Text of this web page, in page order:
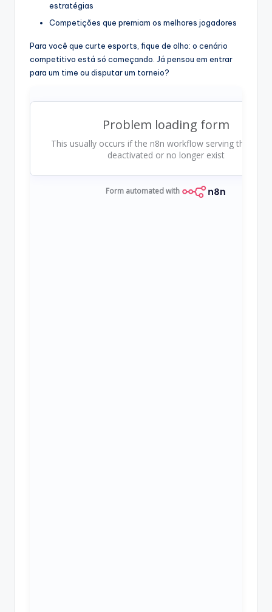
estratégias
Competições que premiam os melhores jogadores
Para você que curte esports, fique de olho: o cenário
competitivo está só começando. Já pensou em entrar
para um time ou disputar um torneio?